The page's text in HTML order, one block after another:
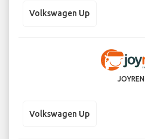
Volkswagen Up
Volkswagen Up